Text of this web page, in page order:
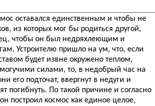
оставался единственным и чтобы не
из которых мог бы родиться другой,
чтобы он был недряхлеющим и
Устроителю пришло на ум, что, если
будет извне окружено теплом,
силами, то, в недобрый час на
его подточат, ввергнут в недуги и
погибнуть. По такой причине и согласно
построил космос как единое целое,